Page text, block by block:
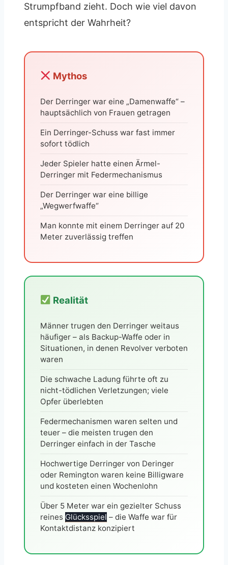
Strumpfband zieht. Doch wie viel davon
entspricht der Wahrheit?
Mythos
Der Derringer war eine „Damenwaffe“ –
hauptsächlich von Frauen getragen
Ein Derringer-Schuss war fast immer
sofort tödlich
Jeder Spieler hatte einen Ärmel-
Derringer mit Federmechanismus
Der Derringer war eine billige
„Wegwerfwaffe“
Man konnte mit einem Derringer auf 20
Meter zuverlässig treffen
Realität
Männer trugen den Derringer weitaus
häufiger – als Backup-Waffe oder in
Situationen, in denen Revolver verboten
waren
Die schwache Ladung führte oft zu
nicht-tödlichen Verletzungen; viele
Opfer überlebten
Federmechanismen waren selten und
teuer – die meisten trugen den
Derringer einfach in der Tasche
Hochwertige Derringer von Deringer
oder Remington waren keine Billigware
und kosteten einen Wochenlohn
Über 5 Meter war ein gezielter Schuss
reines Glücksspiel – die Waffe war für
Kontaktdistanz konzipiert